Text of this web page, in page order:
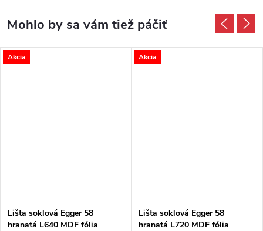
Akcia
Lišta soklová Egger 58
hranatá L640 MDF fólia
Akcia
Lišta soklová Egger 58
hranatá L720 MDF fólia